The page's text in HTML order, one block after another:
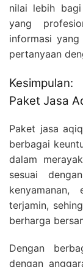
nilai lebih
yang
informasi
pertanyaan
Paket Jasa
Paket jasa
berbagai
dalam
sesuai
terjamin,
berharga
Dengan
dengan